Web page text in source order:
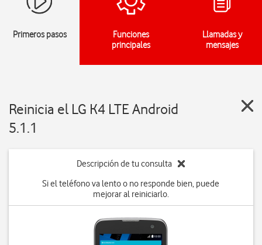
Primeros pasos
Funciones
principales
Llamadas y
mensajes
Reinicia el LG K4 LTE Android
5.1.1
Descripción de tu consulta
Si el teléfono va lento o no responde bien, puede
mejorar al reiniciarlo.